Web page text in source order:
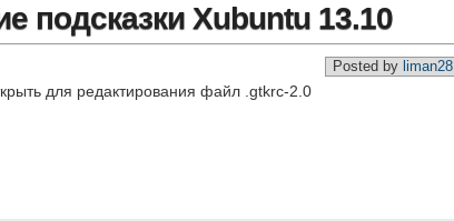
Xubuntu 13.10
Posted by liman28
для редактирования файл .gtkrc-2.0